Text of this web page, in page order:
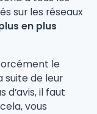
sur les réseaux
en plus
le
suite de leur
d’avis, il faut
vous